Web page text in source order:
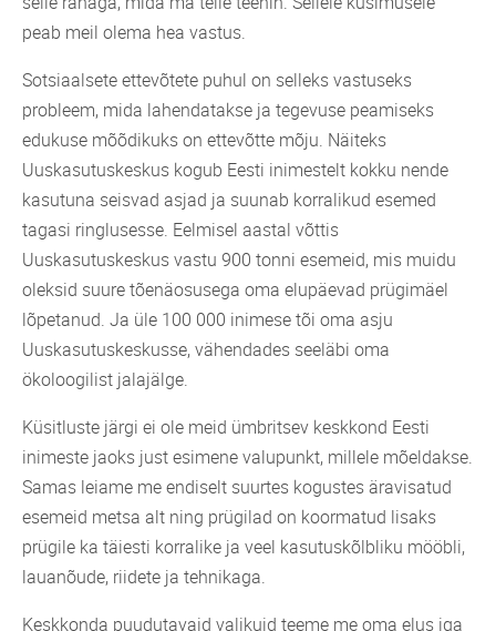
peab meil olema hea vastus.
Sotsiaalsete ettevõtete puhul on selleks vastuseks
probleem, mida lahendatakse ja tegevuse peamiseks
edukuse mõõdikuks on ettevõtte mõju. Näiteks
Uuskasutuskeskus kogub Eesti inimestelt kokku nende
kasutuna seisvad asjad ja suunab korralikud esemed
tagasi ringlusesse. Eelmisel aastal võttis
Uuskasutuskeskus vastu 900 tonni esemeid, mis muidu
oleksid suure tõenäosusega oma elupäevad prügimäel
lõpetanud. Ja üle 100 000 inimese tõi oma asju
Uuskasutuskeskusse, vähendades seeläbi oma
ökoloogilist jalajälge.
Küsitluste järgi ei ole meid ümbritsev keskkond Eesti
inimeste jaoks just esimene valupunkt, millele mõeldakse.
Samas leiame me endiselt suurtes kogustes äravisatud
esemeid metsa alt ning prügilad on koormatud lisaks
prügile ka täiesti korralike ja veel kasutuskõlbliku mööbli,
lauanõude, riidete ja tehnikaga.
Keskkonda puudutavaid valikuid teeme me oma elus iga